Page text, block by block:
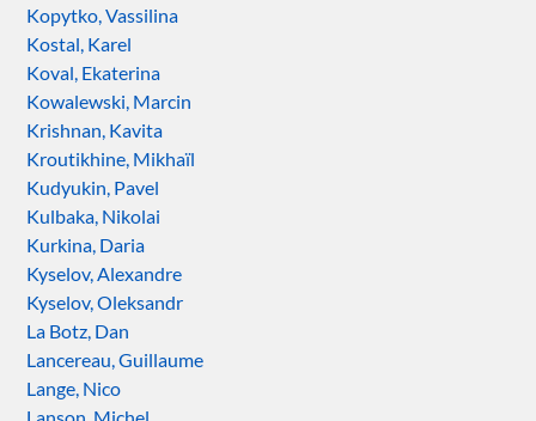
Kopytko, Vassilina
Kostal, Karel
Koval, Ekaterina
Kowalewski, Marcin
Krishnan, Kavita
Kroutikhine, Mikhaïl
Kudyukin, Pavel
Kulbaka, Nikolai
Kurkina, Daria
Kyselov, Alexandre
Kyselov, Oleksandr
La Botz, Dan
Lancereau, Guillaume
Lange, Nico